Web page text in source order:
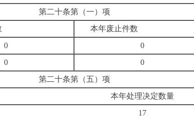
第二十条第（一）项
本年废止件数
0 0
0 0
第二十条第（五）项
本年处理决定数量
17